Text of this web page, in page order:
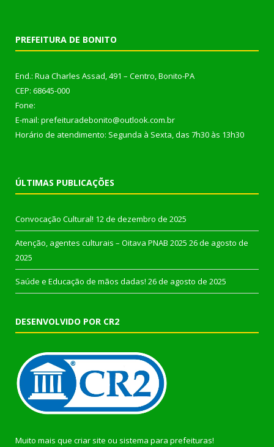
PREFEITURA DE BONITO
End.: Rua Charles Assad, 491 – Centro, Bonito-PA
CEP: 68645-000
Fone:
E-mail: prefeituradebonito@outlook.com.br
Horário de atendimento: Segunda à Sexta, das 7h30 às 13h30
ÚLTIMAS PUBLICAÇÕES
Convocação Cultural! 12 de dezembro de 2025
Atenção, agentes culturais – Oitava PNAB 2025 26 de agosto de
2025
Saúde e Educação de mãos dadas! 26 de agosto de 2025
DESENVOLVIDO POR CR2
Muito mais que criar site ou sistema para prefeituras!